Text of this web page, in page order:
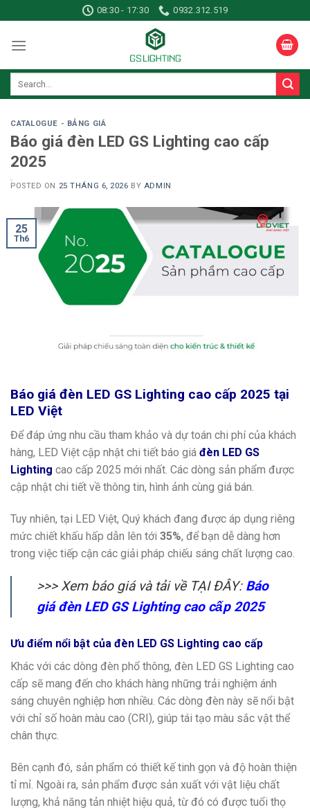
to
content
08:30 - 17:30 0932.312.519
CATALOGUE - BẢNG GIÁ
Báo giá đèn LED GS Lighting cao cấp
2025
POSTED ON 25 THÁNG 6, 2026 BY ADMIN
25
Th6
Báo giá đèn LED GS Lighting cao cấp 2025 tại
LED Việt
Để đáp ứng nhu cầu tham khảo và dự toán chi phí của khách
hàng, LED Việt cập nhật chi tiết báo giá đèn LED GS
Lighting cao cấp 2025 mới nhất. Các dòng sản phẩm được
cập nhật chi tiết về thông tin, hình ảnh cùng giá bán.
Tuy nhiên, tại LED Việt, Quý khách đang được áp dụng riêng
mức chiết khấu hấp dẫn lên tới 35%, để bạn dễ dàng hơn
trong việc tiếp cận các giải pháp chiếu sáng chất lượng cao.
>>>Xem báo giá và tải về TẠI ĐÂY: Báo
giá đèn LED GS Lighting cao cấp 2025
Ưu điểm nổi bật của đèn LED GS Lighting cao cấp
Khác với các dòng đèn phổ thông, đèn LED GS Lighting cao
cấp sẽ mang đến cho khách hàng những trải nghiệm ánh
sáng chuyên nghiệp hơn nhiều. Các dòng đèn này sẽ nổi bật
với chỉ số hoàn màu cao (CRI), giúp tái tạo màu sắc vật thể
chân thực.
Bên cạnh đó, sản phẩm có thiết kế tinh gọn và độ hoàn thiện
tỉ mỉ. Ngoài ra, sản phẩm được sản xuất với vật liệu chất
lượng, khả năng tản nhiệt hiệu quả, từ đó có được tuổi thọ